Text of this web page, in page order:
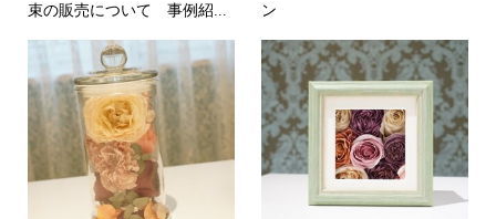
束の販売について 事例紹...
ン